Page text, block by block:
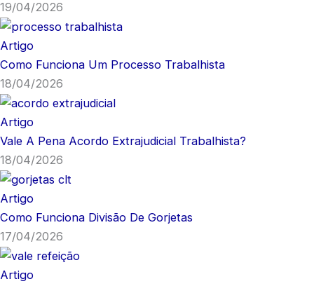
19/04/2026
Artigo
Como Funciona Um Processo Trabalhista
18/04/2026
Artigo
Vale A Pena Acordo Extrajudicial Trabalhista?
18/04/2026
Artigo
Como Funciona Divisão De Gorjetas
17/04/2026
Artigo